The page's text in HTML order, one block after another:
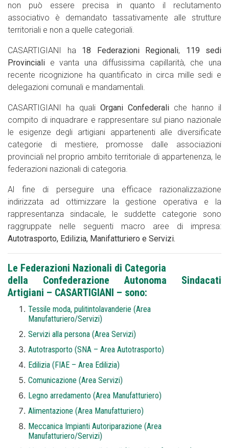
non può essere precisa in quanto il reclutamento
associativo è demandato tassativamente alle strutture
territoriali e non a quelle categoriali.
CASARTIGIANI ha 18 Federazioni Regionali, 119 sedi
Provinciali e vanta una diffusissima capillarità, che una
recente ricognizione ha quantificato in circa mille sedi e
delegazioni comunali e mandamentali.
CASARTIGIANI ha quali Organi Confederali che hanno il
compito di inquadrare e rappresentare sul piano nazionale
le esigenze degli artigiani appartenenti alle diversificate
categorie di mestiere, promosse dalle associazioni
provinciali nel proprio ambito territoriale di appartenenza, le
federazioni nazionali di categoria.
Al fine di perseguire una efficace razionalizzazione
indirizzata ad ottimizzare la gestione operativa e la
rappresentanza sindacale, le suddette categorie sono
raggruppate nelle seguenti macro aree di impresa:
Autotrasporto, Edilizia, Manifatturiero e Servizi.
Le Federazioni Nazionali di Categoria
della Confederazione Autonoma Sindacati
Artigiani – CASARTIGIANI – sono:
Tessile moda, pulitintolavanderie (Area
Manufatturiero/Servizi)
Servizi alla persona (Area Servizi)
Autotrasporto (SNA – Area Autotrasporto)
Edilizia (FIAE – Area Edilizia)
Comunicazione (Area Servizi)
Legno arredamento (Area Manufatturiero)
Alimentazione (Area Manufatturiero)
Meccanica Impianti Autoriparazione (Area
Manufatturiero/Servizi)